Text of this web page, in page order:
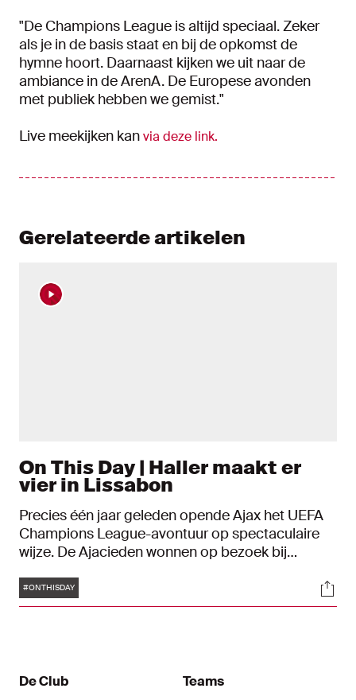
"De Champions League is altijd speciaal. Zeker
als je in de basis staat en bij de opkomst de
hymne hoort. Daarnaast kijken we uit naar de
ambiance in de ArenA. De Europese avonden
met publiek hebben we gemist."
Live meekijken kanvia deze link.
Gerelateerde artikelen
On This Day | Haller maakt er
vier in Lissabon
Precies één jaar geleden opende Ajax het UEFA
Champions League-avontuur op spectaculaire
wijze. De Ajacieden wonnen op bezoek bij
verantwoordelijk voor vier Amsterdamse treffers.
Tags
#ONTHISDAY
De Club
Teams